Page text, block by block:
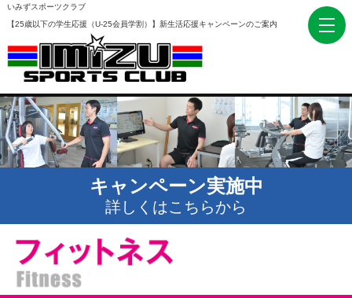
いみずスポーツクラブ
【25歳以下の学生応援（U-25会員学割）】新生活応援キャンペーンのご案内
キャンペーン実施中
詳しくはこちらから